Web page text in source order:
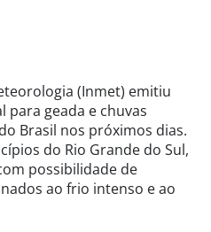
(Inmet) emitiu
para geada e chuvas
Brasil nos próximos dias.
do Rio Grande do Sul,
possibilidade de
ao frio intenso e ao